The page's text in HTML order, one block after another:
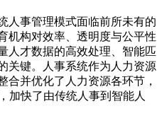
人事管理模式面临前所未有的
机构对效率、透明度与公平性
人才数据的高效处理、智能匹
关键。人事系统作为人力资源
合并优化了人力资源各环节，
加快了由传统人事到智能人